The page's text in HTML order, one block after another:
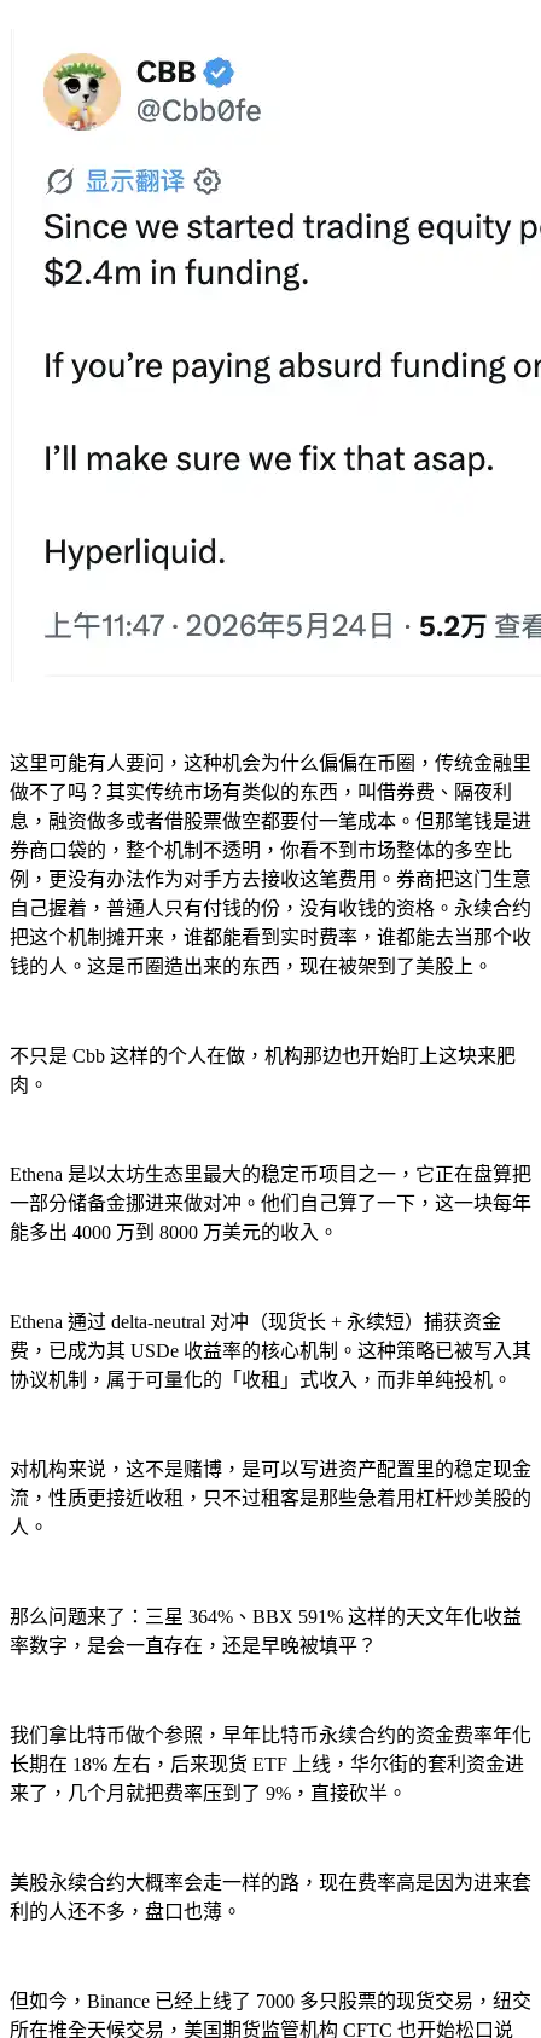
这里可能有人要问，这种机会为什么偏偏在币圈，传统金融里
做不了吗？其实传统市场有类似的东西，叫借券费、隔夜利
息，融资做多或者借股票做空都要付一笔成本。但那笔钱是进
券商口袋的，整个机制不透明，你看不到市场整体的多空比
例，更没有办法作为对手方去接收这笔费用。券商把这门生意
自己握着，普通人只有付钱的份，没有收钱的资格。永续合约
把这个机制摊开来，谁都能看到实时费率，谁都能去当那个收
钱的人。这是币圈造出来的东西，现在被架到了美股上。
不只是 Cbb 这样的个人在做，机构那边也开始盯上这块来肥
肉。
Ethena 是以太坊生态里最大的稳定币项目之一，它正在盘算把
一部分储备金挪进来做对冲。他们自己算了一下，这一块每年
能多出 4000 万到 8000 万美元的收入。
Ethena 通过 delta-neutral 对冲（现货长 + 永续短）捕获资金
费，已成为其 USDe 收益率的核心机制。这种策略已被写入其
协议机制，属于可量化的「收租」式收入，而非单纯投机。
对机构来说，这不是赌博，是可以写进资产配置里的稳定现金
流，性质更接近收租，只不过租客是那些急着用杠杆炒美股的
人。
那么问题来了：三星 364%、BBX 591% 这样的天文年化收益
率数字，是会一直存在，还是早晚被填平？
我们拿比特币做个参照，早年比特币永续合约的资金费率年化
长期在 18% 左右，后来现货 ETF 上线，华尔街的套利资金进
来了，几个月就把费率压到了 9%，直接砍半。
美股永续合约大概率会走一样的路，现在费率高是因为进来套
利的人还不多，盘口也薄。
但如今，Binance 已经上线了 7000 多只股票的现货交易，纽交
所在推全天候交易，美国期货监管机构 CFTC 也开始松口说